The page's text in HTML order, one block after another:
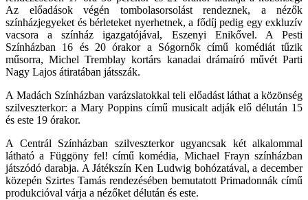
Az előadások végén tombolasorsolást rendeznek, a nézők
színházjegyeket és bérleteket nyerhetnek, a fődíj pedig egy exkluzív
vacsora a színház igazgatójával, Eszenyi Enikővel. A Pesti
Színházban 16 és 20 órakor a Sógornők című komédiát tűzik
műsorra, Michel Tremblay kortárs kanadai drámaíró művét Parti
Nagy Lajos átiratában játsszák.
A Madách Színházban varázslatokkal teli előadást láthat a közönség
szilveszterkor: a Mary Poppins című musicalt adják elő délután 15
és este 19 órakor.
A Centrál Színházban szilveszterkor ugyancsak két alkalommal
látható a Függöny fel! című komédia, Michael Frayn színházban
játszódó darabja. A Játékszín Ken Ludwig bohózatával, a december
közepén Szirtes Tamás rendezésében bemutatott Primadonnák című
produkcióval várja a nézőket délután és este.